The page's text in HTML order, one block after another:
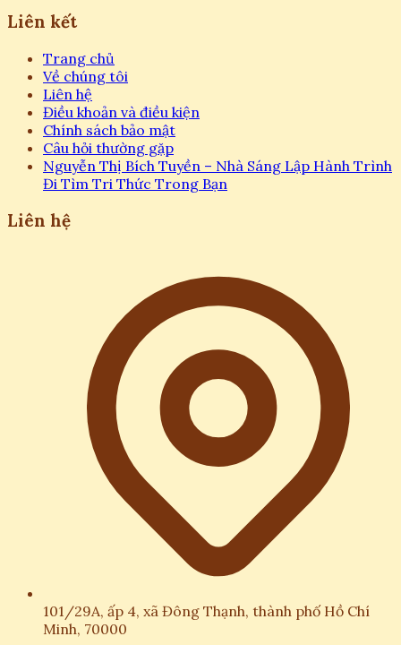
Liên kết
Trang chủ
Về chúng tôi
Liên hệ
Điều khoản và điều kiện
Chính sách bảo mật
Câu hỏi thường gặp
Nguyễn Thị Bích Tuyền – Nhà Sáng Lập Hành Trình
Đi Tìm Tri Thức Trong Bạn
Liên hệ
101/29A, ấp 4, xã Đông Thạnh, thành phố Hồ Chí
Minh, 70000